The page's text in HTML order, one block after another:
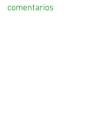
comentarios